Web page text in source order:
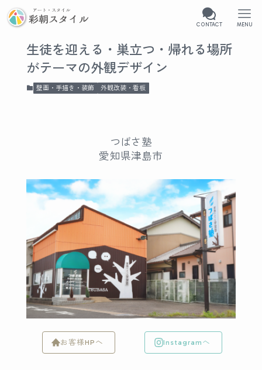
CONTACT MENU
生徒を迎える・巣立つ・帰れる場所
がテーマの外観デザイン
壁画・手描き・装飾 外観改装・看板
つばさ塾
愛知県津島市
お客様HPへ Instagramへ